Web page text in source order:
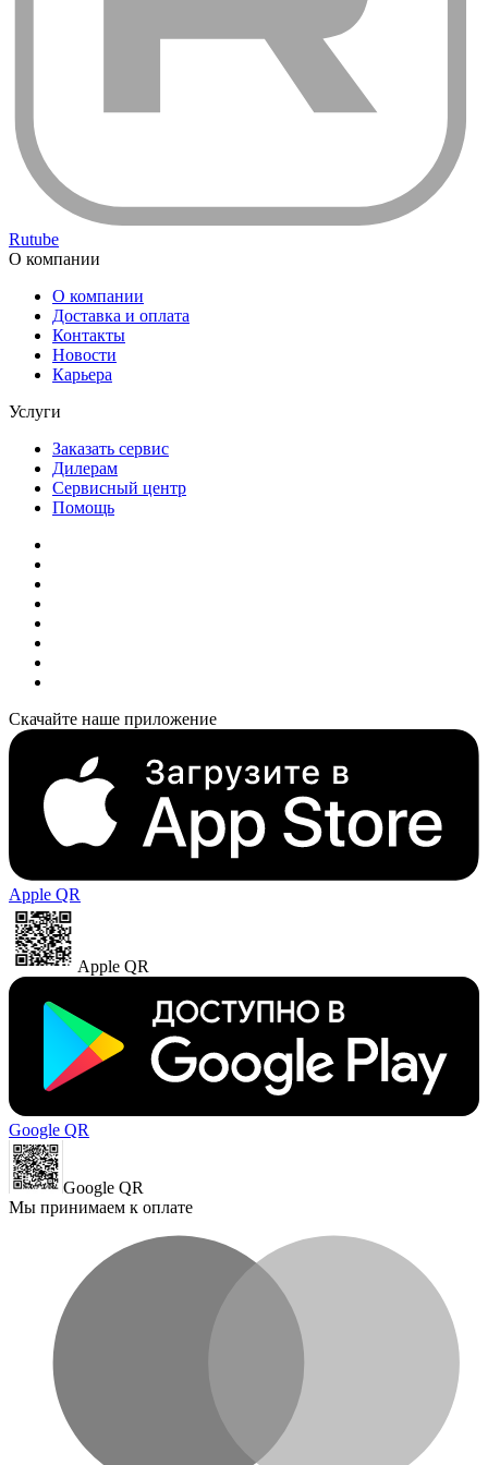
Rutube
О компании
О компании
Доставка и оплата
Контакты
Новости
Карьера
Услуги
Заказать сервис
Дилерам
Сервисный центр
Помощь
Скачайте наше приложение
Apple QR
Apple QR
Google QR
Google QR
Мы принимаем к оплате